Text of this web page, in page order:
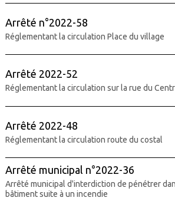
Arrêté n°2022-58
Réglementant la circulation Place du village
Arrêté 2022-52
Réglementant la circulation sur la rue du
Arrêté 2022-48
Réglementant la circulation route du costal
Arrêté municipal n°2022-36
Arrêté municipal d'interdiction de pénétrer
bâtiment suite à un incendie